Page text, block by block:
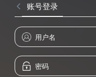
账号登录